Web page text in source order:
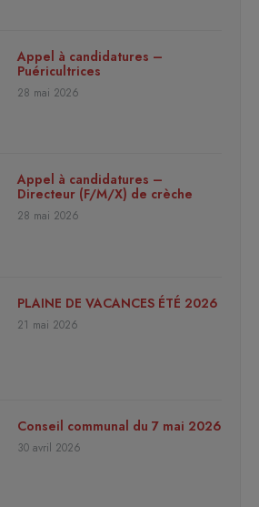
Appel à candidatures –
Puéricultrices
28 mai 2026
Appel à candidatures –
Directeur (F/M/X) de crèche
28 mai 2026
PLAINE DE VACANCES ÉTÉ 2026
21 mai 2026
Conseil communal du 7 mai 2026
30 avril 2026